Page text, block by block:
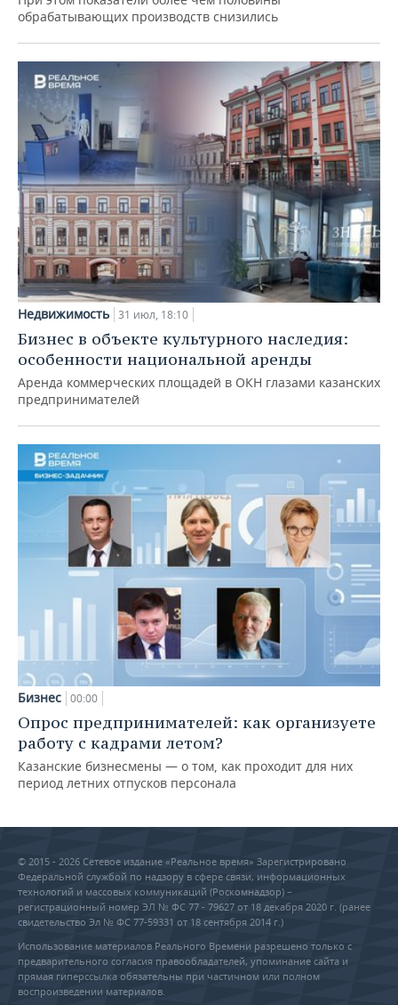
обрабатывающих производств снизились
Недвижимость 31 июл, 18:10
Бизнес в объекте культурного наследия:
особенности национальной аренды
Аренда коммерческих площадей в ОКН глазами казанских
предпринимателей
Бизнес 00:00
Опрос предпринимателей: как организуете
работу с кадрами летом?
Казанские бизнесмены — о том, как проходит для них
период летних отпусков персонала
© 2015 - 2026 Сетевое издание «Реальное время» Зарегистрировано
Федеральной службой по надзору в сфере связи, информационных
технологий и массовых коммуникаций (Роскомнадзор) –
регистрационный номер ЭЛ № ФС 77 - 79627 от 18 декабря 2020 г. (ранее
свидетельство Эл № ФС 77-59331 от 18 сентября 2014 г.)
Использование материалов Реального Времени разрешено только с
предварительного согласия правообладателей, упоминание сайта и
прямая гиперссылка обязательны при частичном или полном
воспроизведении материалов.